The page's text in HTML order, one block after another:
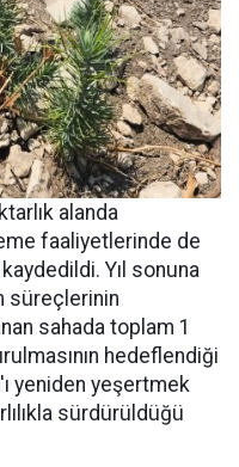
alanda
faaliyetlerinde de
Yıl sonuna
süreçlerinin
sahada toplam 1
hedeflendiği
yeniden yeşertmek
sürdürüldüğü